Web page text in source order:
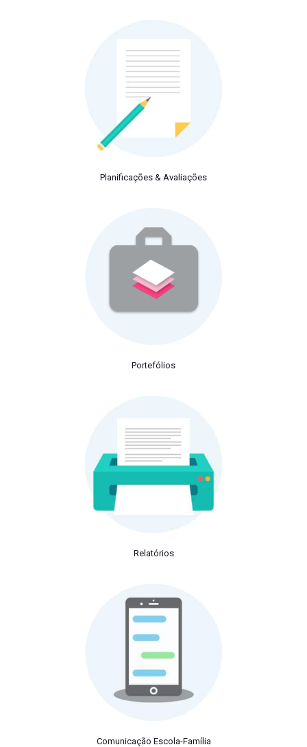
Planificações & Avaliações
Portefólios
Relatórios
Comunicação Escola-Família